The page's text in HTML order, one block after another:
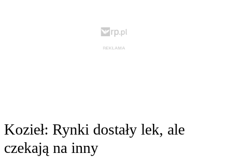
Kozieł: Rynki dostały lek, ale
czekają na inny